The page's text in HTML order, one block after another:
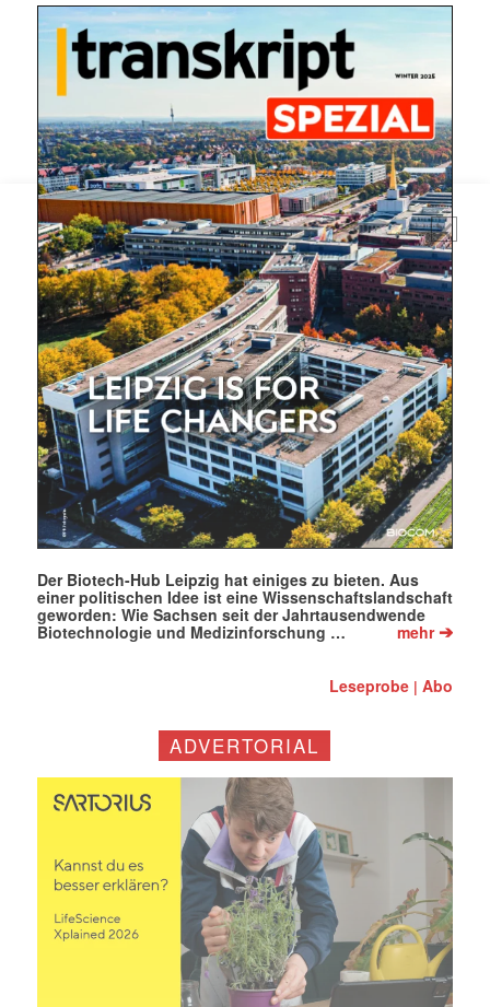
Mit dem |transkript-Newsletter
jede Woche aktuell informiert.
Mail
(erforderlich)
Der Biotech-Hub Leipzig hat einiges zu bieten. Aus
einer politischen Idee ist eine Wissenschaftslandschaft
geworden: Wie Sachsen seit der Jahrtausendwende
Biotechnologie und Medizinforschung …
mehr➔
Leseprobe |Abo
ADVERTORIAL